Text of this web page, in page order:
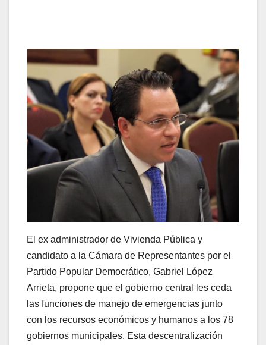
El ex administrador de Vivienda Pública y
candidato a la Cámara de Representantes por el
Partido Popular Democrático, Gabriel López
Arrieta, propone que el gobierno central les ceda
las funciones de manejo de emergencias junto
con los recursos económicos y humanos a los 78
gobiernos municipales. Esta descentralización